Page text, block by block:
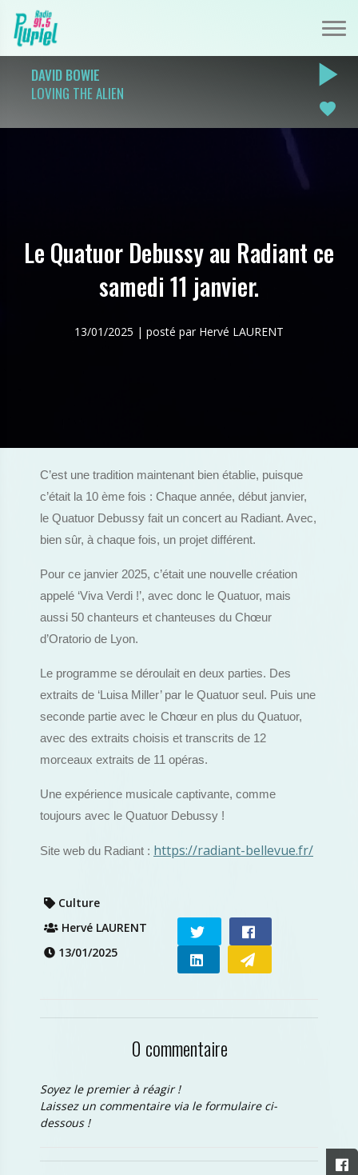
DAVID BOWIE
LOVING THE ALIEN
play_arrow
favorite
Le Quatuor Debussy au Radiant ce
samedi 11 janvier.
13/01/2025 | posté par Hervé LAURENT
C’est une tradition maintenant bien établie, puisque
c’était la 10 ème fois : Chaque année, début janvier,
le Quatuor Debussy fait un concert au Radiant. Avec,
bien sûr, à chaque fois, un projet différent.
Pour ce janvier 2025, c’était une nouvelle création
appelé ‘Viva Verdi !’, avec donc le Quatuor, mais
aussi 50 chanteurs et chanteuses du Chœur
d’Oratorio de Lyon.
Le programme se déroulait en deux parties. Des
extraits de ‘Luisa Miller’ par le Quatuor seul. Puis une
seconde partie avec le Chœur en plus du Quatuor,
avec des extraits choisis et transcrits de 12
morceaux extraits de 11 opéras.
Une expérience musicale captivante, comme
toujours avec le Quatuor Debussy !
Site web du Radiant : https://radiant-bellevue.fr/
Culture
Hervé LAURENT
13/01/2025
0 commentaire
Soyez le premier à réagir !
Laissez un commentaire via le formulaire ci-
dessous !